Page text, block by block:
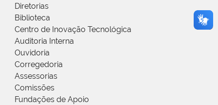
Diretorias
Biblioteca
Centro de Inovação Tecnológica
Auditoria Interna
Ouvidoria
Corregedoria
Assessorias
Comissões
Fundações de Apoio